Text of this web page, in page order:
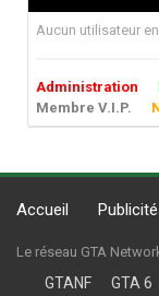
Aucun utilisateur
Administration
Membre V.I.P.
Accueil
Le réseau GTA
GTANF GTA 6